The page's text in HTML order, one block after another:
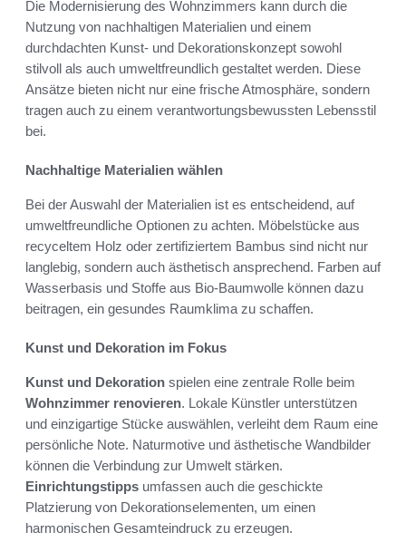
Die Modernisierung des Wohnzimmers kann durch die
Nutzung von nachhaltigen Materialien und einem
durchdachten Kunst- und Dekorationskonzept sowohl
stilvoll als auch umweltfreundlich gestaltet werden. Diese
Ansätze bieten nicht nur eine frische Atmosphäre, sondern
tragen auch zu einem verantwortungsbewussten Lebensstil
bei.
Nachhaltige Materialien wählen
Bei der Auswahl der Materialien ist es entscheidend, auf
umweltfreundliche Optionen zu achten. Möbelstücke aus
recyceltem Holz oder zertifiziertem Bambus sind nicht nur
langlebig, sondern auch ästhetisch ansprechend. Farben auf
Wasserbasis und Stoffe aus Bio-Baumwolle können dazu
beitragen, ein gesundes Raumklima zu schaffen.
Kunst und Dekoration im Fokus
Kunst und Dekoration spielen eine zentrale Rolle beim
Wohnzimmer renovieren. Lokale Künstler unterstützen
und einzigartige Stücke auswählen, verleiht dem Raum eine
persönliche Note. Naturmotive und ästhetische Wandbilder
können die Verbindung zur Umwelt stärken.
Einrichtungstipps umfassen auch die geschickte
Platzierung von Dekorationselementen, um einen
harmonischen Gesamteindruck zu erzeugen.